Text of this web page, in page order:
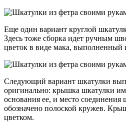
Еще один вариант круглой
Здесь тоже сборка идет ручным
цветок в виде мака, выполненный
Следующий вариант шкатулки
оригинально: крышка шкатулки
основания ее, и место
обозначено полоской кружев.
цветком.